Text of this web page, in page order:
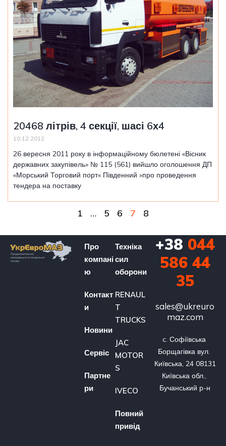
20468 літрів, 4 секції, шасі 6х4
10.12.2012
26 вересня 2011 року в інформаційному бюлетені «Вісник
державних закупівель» № 115 (561) вийшло оголошення ДП
«Морський Торговий порт« Південний »про проведення
тендера на поставку
1 … 5 6 7 8
Про
компані
ю
Контакт
и
Новини
Сервіс
Партне
ри
Техніка
сил
оборони
RENAUL
T
TRUCKS
JAC
MOTOR
S
IVECO
Повний
привід
+38 044
586 44
35
sales@ukreuro
maz.com
c. Софіївська
Борщагівка вул.
Київська, 24 08131
Київська обл.,
Бучанський р-н